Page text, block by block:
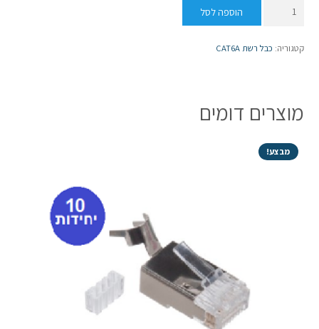
כמות
רשת
מסוכך
מטר
נחושת
הוספה לסל
קטגוריה: כבל רשת CAT6A
מוצרים דומים
מבצע!